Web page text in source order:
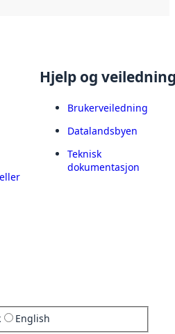
Hjelp og
Brukerveiledning
Datalandsbyen
Teknisk
dokumentasjon
English